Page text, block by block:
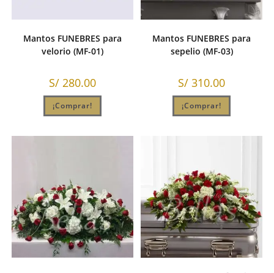
Mantos FUNEBRES para
velorio (MF-01)
S/280.00
¡Comprar!
Mantos FUNEBRES para
sepelio (MF-03)
S/ 310.00
¡Comprar!